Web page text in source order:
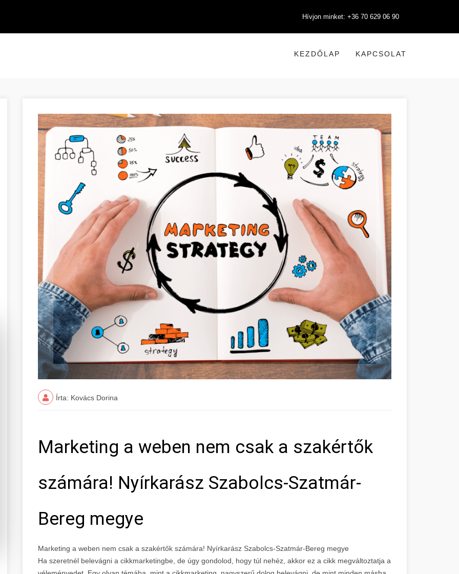
Hívjon minket: +36 70 629 06 90
KEZDŐLAP KAPCSOLAT
Írta: Kovács Dorina
Marketing a weben nem csak a szakértők
számára! Nyírkarász Szabolcs-Szatmár-
Bereg megye
Marketing a weben nem csak a szakértők számára! Nyírkarász Szabolcs-Szatmár-Bereg megye
Ha szeretnél belevágni a cikkmarketingbe, de úgy gondolod, hogy túl nehéz, akkor ez a cikk megváltoztatja a